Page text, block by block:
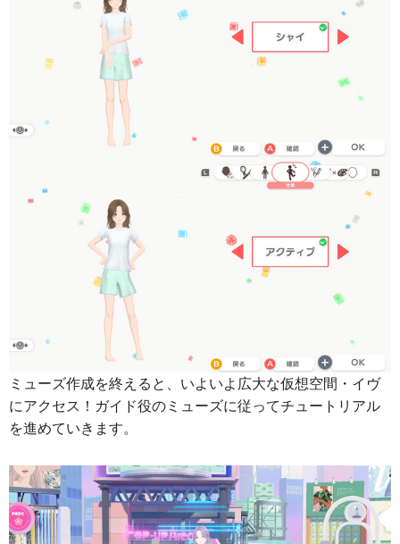
ミューズ作成を終えると、いよいよ広大な仮想空間・イヴ
にアクセス！ガイド役のミューズに従ってチュートリアル
を進めていきます。